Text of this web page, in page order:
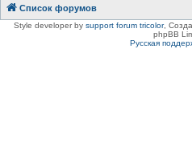
Список форумов
Style developer by support forum tricolor,
phpBB
Русская